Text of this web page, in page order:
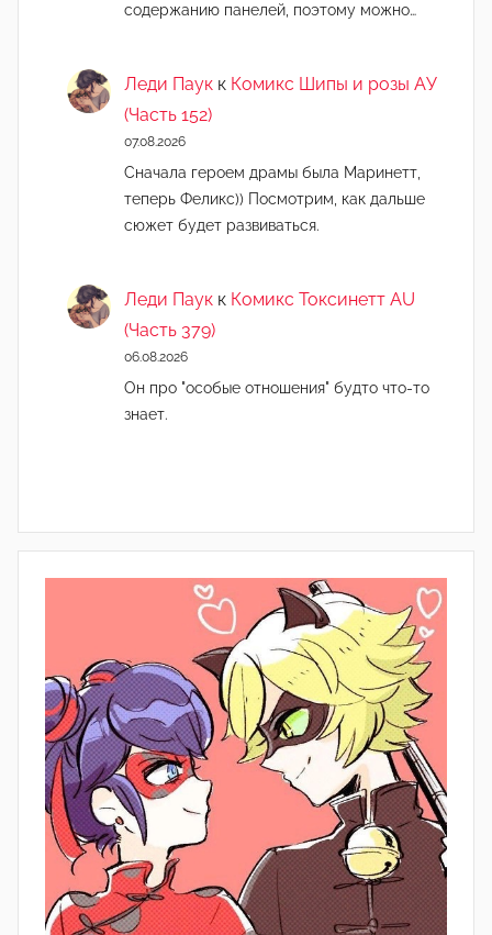
содержанию панелей, поэтому можно…
Леди Паук к Комикс Шипы и розы АУ
(Часть 152)
07.08.2026
Сначала героем драмы была Маринетт,
теперь Феликс)) Посмотрим, как дальше
сюжет будет развиваться.
Леди Паук к Комикс Токсинетт AU
(Часть 379)
06.08.2026
Он про "особые отношения" будто что-то
знает.